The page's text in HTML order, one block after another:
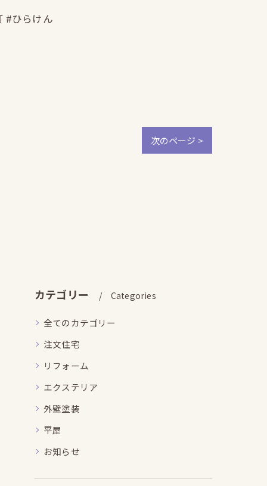
#ひらけん
次のページ >
カテゴリー Categories
全てのカテゴリー
注文住宅
リフォーム
エクステリア
外壁塗装
平屋
お知らせ